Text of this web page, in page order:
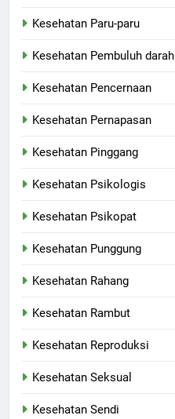
Kesehatan Paru-paru
Kesehatan Pembuluh darah
Kesehatan Pencernaan
Kesehatan Pernapasan
Kesehatan Pinggang
Kesehatan Psikologis
Kesehatan Psikopat
Kesehatan Punggung
Kesehatan Rahang
Kesehatan Rambut
Kesehatan Reproduksi
Kesehatan Seksual
Kesehatan Sendi